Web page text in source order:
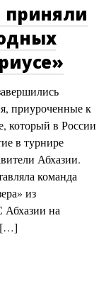
приняли
приуроченные к
который в России
в турнире
Абхазии.
команда
из
на
[…]